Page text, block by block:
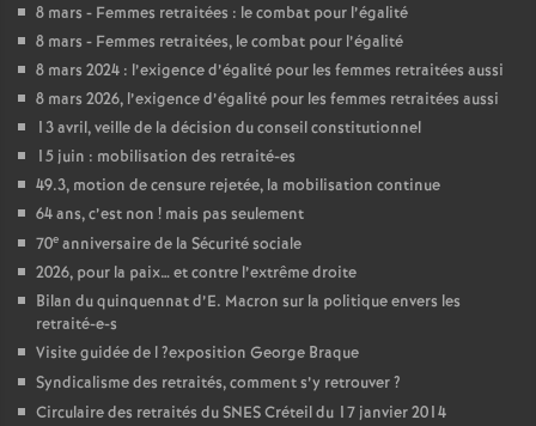
8 mars - Femmes retraitées : le combat pour l’égalité
8 mars - Femmes retraitées, le combat pour l’égalité
8 mars 2024 : l’exigence d’égalité pour les femmes retraitées aussi
8 mars 2026, l’exigence d’égalité pour les femmes retraitées aussi
13 avril, veille de la décision du conseil constitutionnel
15 juin : mobilisation des retraité-es
49.3, motion de censure rejetée, la mobilisation continue
64 ans, c’est non ! mais pas seulement
70e anniversaire de la Sécurité sociale
2026, pour la paix… et contre l’extrême droite
Bilan du quinquennat d’E. Macron sur la politique envers les
retraité-e-s
Visite guidée de l?exposition George Braque
Syndicalisme des retraités, comment s’y retrouver?
Circulaire des retraités duSNESCréteil du 17 janvier 2014